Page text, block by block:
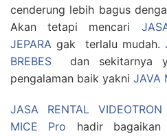
cenderung lebih bagus
Akan tetapi mencari
JEPARA gak terlalu mudah.
BREBES dan sekitarnya
pengalaman baik yakni JAVA
JASA RENTAL
MICE Pro hadir bagaikan